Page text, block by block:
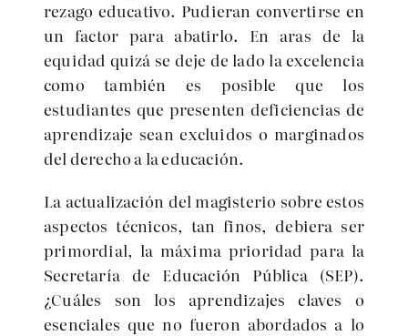
rezago educativo. Pudieran convertirse en
un factor para abatirlo. En aras de la
equidad quizá se deje de lado la excelencia
como también es posible que los
estudiantes que presenten deficiencias de
aprendizaje sean excluidos o marginados
del derecho a la educación.
La actualización del magisterio sobre estos
aspectos técnicos, tan finos, debiera ser
primordial, la máxima prioridad para la
Secretaría de Educación Pública (SEP).
¿Cuáles son los aprendizajes claves o
esenciales que no fueron abordados a lo